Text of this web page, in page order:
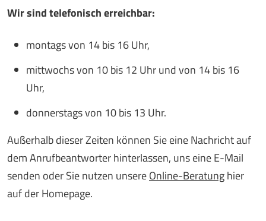
Wir sind telefonisch erreichbar:
montags von 14 bis 16 Uhr,
mittwochs von 10 bis 12 Uhr und von 14 bis 16
Uhr,
donnerstags von 10 bis 13 Uhr.
Außerhalb dieser Zeiten können Sie eine Nachricht auf
dem Anrufbeantworter hinterlassen, uns eine E-Mail
senden oder Sie nutzen unsereOnline-Beratunghier
auf der Homepage.